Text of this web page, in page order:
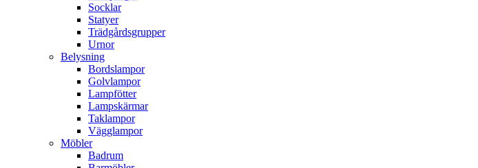
Socklar
Statyer
Trädgårdsgrupper
Urnor
Belysning
Bordslampor
Golvlampor
Lampfötter
Lampskärmar
Taklampor
Vägglampor
Möbler
Badrum